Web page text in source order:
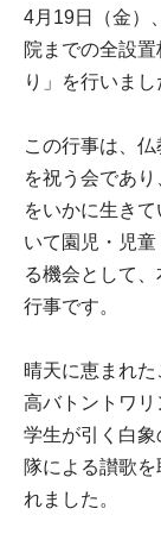
4月19日（金）
院までの全設
り」を行いまし
この行事は、
を祝う会であ
をいかに生き
いて園児・児
る機会として
行事です。
晴天に恵まれ
高バトントワ
学生が引く白
隊による讃歌
れました。